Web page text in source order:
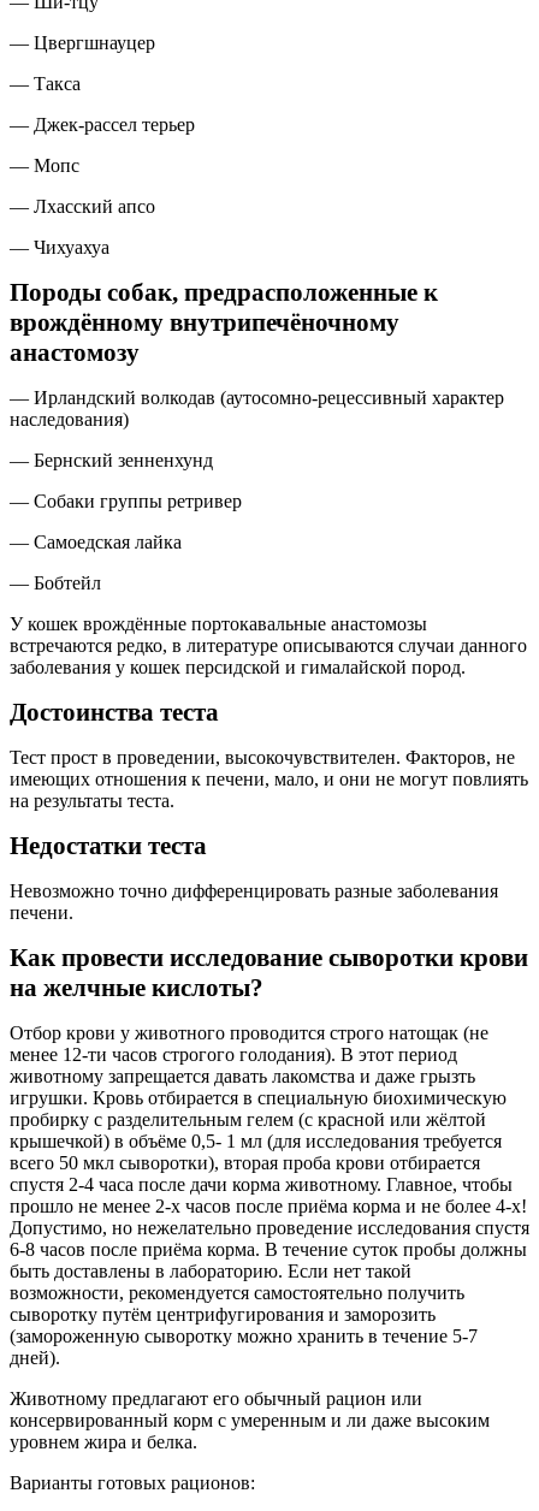
— Цвергшнауцер​
— Такса​
— Джек-рассел терьер​
— Мопс​
— Лхасский апсо​
— Чихуахуа​
Породы собак, предрасположенные к
врождённому внутрипечёночному
анастомозу
— Ирландский волкодав (аутосомно-рецессивный характер
наследования) ​
— Бернский зенненхунд​
— Собаки группы ретривер​
— Самоедская лайка​
— Бобтейл
У кошек врождённые портокавальные анастомозы
встречаются редко, в литературе описываются случаи данного
заболевания у кошек персидской и гималайской пород.
Достоинства теста
Тест прост в проведении, высокочувствителен. Факторов, не
имеющих отношения к печени, мало, и они не могут повлиять
на результаты теста.
Недостатки теста
Невозможно точно дифференцировать разные заболевания
печени.
Как провести исследование сыворотки крови
на желчные кислоты?
Отбор крови у животного проводится строго натощак (не
менее 12-ти часов строгого голодания). В этот период
животному запрещается давать лакомства и даже грызть
игрушки. Кровь отбирается в специальную биохимическую
пробирку с разделительным гелем (с красной или жёлтой
крышечкой) в объёме 0,5- 1 мл (для исследования требуется
всего 50 мкл сыворотки), вторая проба крови отбирается
спустя 2-4 часа после дачи корма животному. Главное, чтобы
прошло не менее 2-х часов после приёма корма и не более 4-х!
Допустимо, но нежелательно проведение исследования спустя
6-8 часов после приёма корма. В течение суток пробы должны
быть доставлены в лабораторию. Если нет такой
возможности, рекомендуется самостоятельно получить
сыворотку путём центрифугирования и заморозить
(замороженную сыворотку можно хранить в течение 5-7
дней).
Животному предлагают его обычный рацион или
консервированный корм с умеренным и ли даже высоким
уровнем жира и белка.
Варианты готовых рационов: